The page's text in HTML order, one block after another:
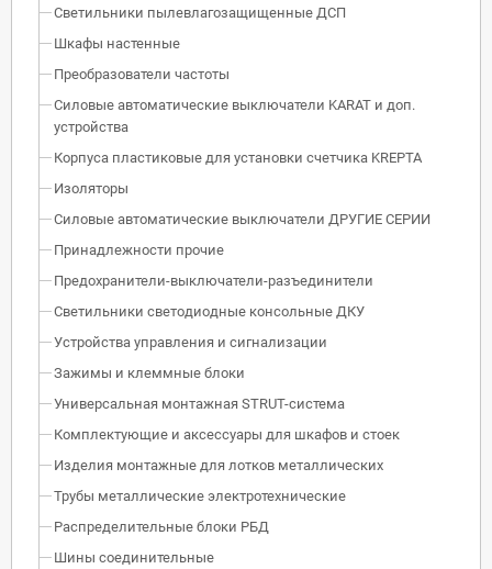
Светильники пылевлагозащищенные ДСП
Шкафы настенные
Преобразователи частоты
Силовые автоматические выключатели KARAT и доп.
устройства
Корпуса пластиковые для установки счетчика KREPTA
Изоляторы
Силовые автоматические выключатели ДРУГИЕ СЕРИИ
Принадлежности прочие
Предохранители-выключатели-разъединители
Светильники светодиодные консольные ДКУ
Устройства управления и сигнализации
Зажимы и клеммные блоки
Универсальная монтажная STRUT-система
Комплектующие и аксессуары для шкафов и стоек
Изделия монтажные для лотков металлических
Трубы металлические электротехнические
Распределительные блоки РБД
Шины соединительные